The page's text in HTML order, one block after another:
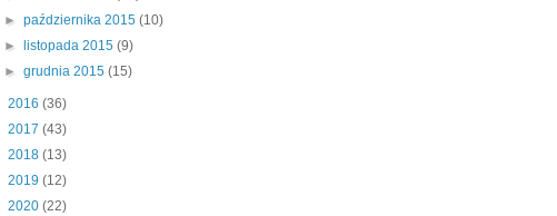
►października 2015(10)
►
listopada 2015(9)
►grudnia 2015(15)
2016 (36)
2017 (43)
2018 (13)
2019 (12)
2020 (22)